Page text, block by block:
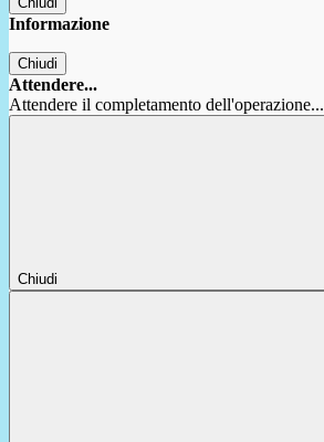
Informazione
Chiudi
Attendere...
Attendere il completamento dell'operazione...
Chiudi